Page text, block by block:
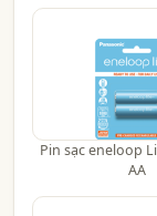
Pin sạc eneloop
AA